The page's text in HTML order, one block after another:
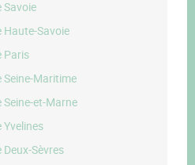
Savoie
Paris
Maritime
et-Marne
Sèvres